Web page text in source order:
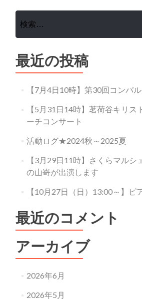
ガ
ン
所
キ
ト
会
索:
最近の投稿
【7月4日10時】第30回コンパ
【5月31日14時】茗荷谷キリス
ーチコンサート
活動ログ★2024秋～2025夏
【3月29日11時】さくらマルシ
の山嵜が出演します
【10月27日（日）13:00～】ピ
最近のコメント
アーカイブ
2026年6月
2026年5月